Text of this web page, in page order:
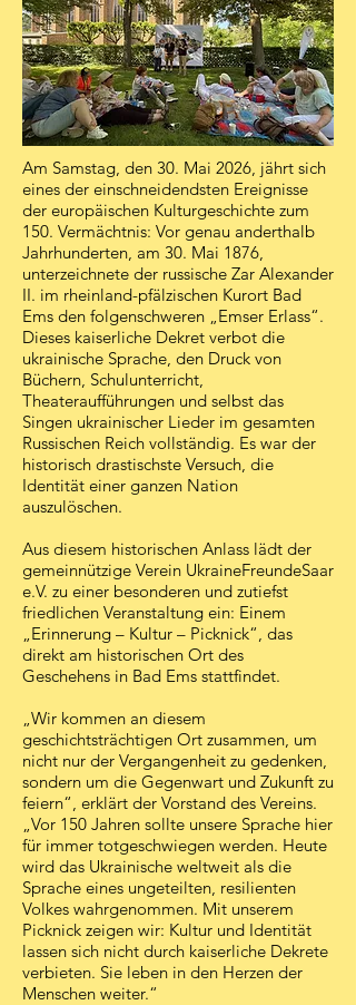
Am Samstag, den 30. Mai 2026, jährt sich
eines der einschneidendsten Ereignisse
der europäischen Kulturgeschichte zum
150. Vermächtnis: Vor genau anderthalb
Jahrhunderten, am 30. Mai 1876,
unterzeichnete der russische Zar Alexander
II. im rheinland-pfälzischen Kurort Bad
Ems den folgenschweren „Emser Erlass“.
Dieses kaiserliche Dekret verbot die
ukrainische Sprache, den Druck von
Büchern, Schulunterricht,
Theateraufführungen und selbst das
Singen ukrainischer Lieder im gesamten
Russischen Reich vollständig. Es war der
historisch drastischste Versuch, die
Identität einer ganzen Nation
auszulöschen.
Aus diesem historischen Anlass lädt der
gemeinnützige Verein UkraineFreundeSaar
e.V. zu einer besonderen und zutiefst
friedlichen Veranstaltung ein: Einem
„Erinnerung – Kultur – Picknick“, das
direkt am historischen Ort des
Geschehens in Bad Ems stattfindet.
„Wir kommen an diesem
geschichtsträchtigen Ort zusammen, um
nicht nur der Vergangenheit zu gedenken,
sondern um die Gegenwart und Zukunft zu
feiern“, erklärt der Vorstand des Vereins.
„Vor 150 Jahren sollte unsere Sprache hier
für immer totgeschwiegen werden. Heute
wird das Ukrainische weltweit als die
Sprache eines ungeteilten, resilienten
Volkes wahrgenommen. Mit unserem
Picknick zeigen wir: Kultur und Identität
lassen sich nicht durch kaiserliche Dekrete
verbieten. Sie leben in den Herzen der
Menschen weiter.“